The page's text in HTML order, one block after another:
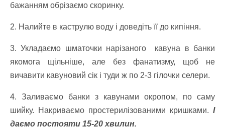
бажанням обрізаємо скоринку.
2. Налийте в каструлю воду і доведіть її до кипіння.
3. Укладаємо шматочки нарізаного кавуна в банки
якомога щільніше, але без фанатизму, щоб не
вичавити кавуновий сік і туди ж по 2-3 гілочки селери.
4. Заливаємо банки з кавунами окропом, по саму
шийку. Накриваємо простерилізованими кришками. І
даємо постояти 15-20 хвилин.